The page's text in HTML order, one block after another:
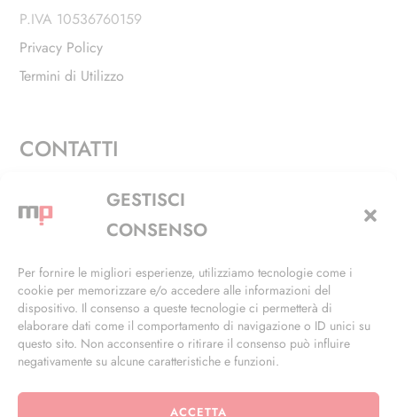
GESTISCI
CONSENSO
Per fornire le migliori esperienze, utilizziamo tecnologie come i
cookie per memorizzare e/o accedere alle informazioni del
dispositivo. Il consenso a queste tecnologie ci permetterà di
elaborare dati come il comportamento di navigazione o ID unici su
questo sito. Non acconsentire o ritirare il consenso può influire
negativamente su alcune caratteristiche e funzioni.
ACCETTA
P.IVA 10536760159
Privacy Policy
Termini di Utilizzo
CONTATTI
Via Alfieri, 27 - Trezzano Sul Naviglio (MI)
+39 02 4846 3155
info@masterphil.it